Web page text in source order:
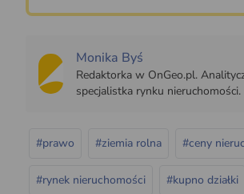
Monika Byś
Redaktorka w OnGeo.pl.
specjalistka rynku nieruchomości.
#prawo #ziemia rolna #ceny
#rynek nieruchomości #kupno działki